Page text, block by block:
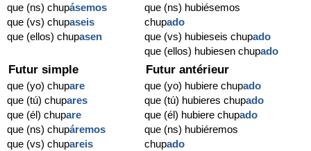
que (ns) chupásemos
que (vs) chupaseis
que (ellos) chupasen
que (ns) hubiésemos
chupado
que (vs) hubieseis chupado
que (ellos) hubiesen chupado
Futur simple
que (yo) chupare
que (tú) chupares
que (él) chupare
que (ns) chupáremos
que (vs) chupareis
Futur antérieur
que (yo) hubiere chupado
que (tú) hubieres chupado
que (él) hubiere chupado
que (ns) hubiéremos
chupado